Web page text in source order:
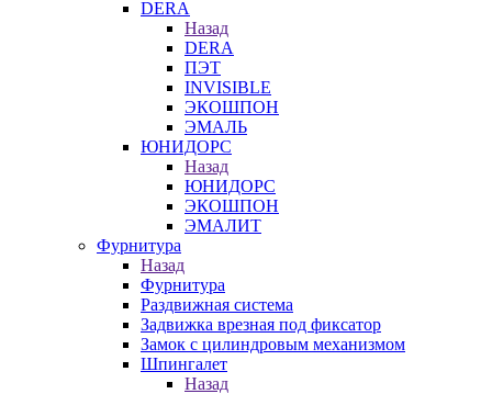
DERA
Назад
DERA
ПЭТ
INVISIBLE
ЭКОШПОН
ЭМАЛЬ
ЮНИДОРС
Назад
ЮНИДОРС
ЭКОШПОН
ЭМАЛИТ
Фурнитура
Назад
Фурнитура
Раздвижная система
Задвижка врезная под фиксатор
Замок с цилиндровым механизмом
Шпингалет
Назад